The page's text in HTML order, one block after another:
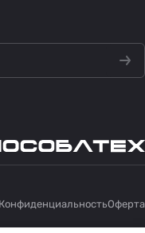
КонфиденциальностьОферта